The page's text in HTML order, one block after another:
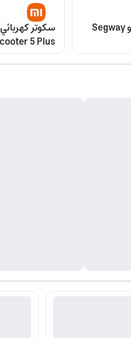
سكوتر كهربائي سيجواي ناين بوت زد تي 3 برو Segway
5 Plus